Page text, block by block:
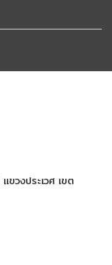
แขวงประเวศ เขต